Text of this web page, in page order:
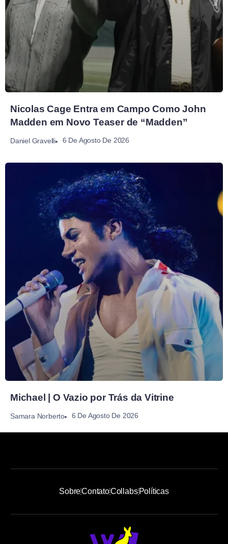
Nicolas Cage Entra em Campo Como John
Madden em Novo Teaser de “Madden”
Daniel Gravelli 6 De Agosto De 2026
Michael | O Vazio por Trás da Vitrine
Samara Norberto 6 De Agosto De 2026
SobreContatoCollabsPolíticas